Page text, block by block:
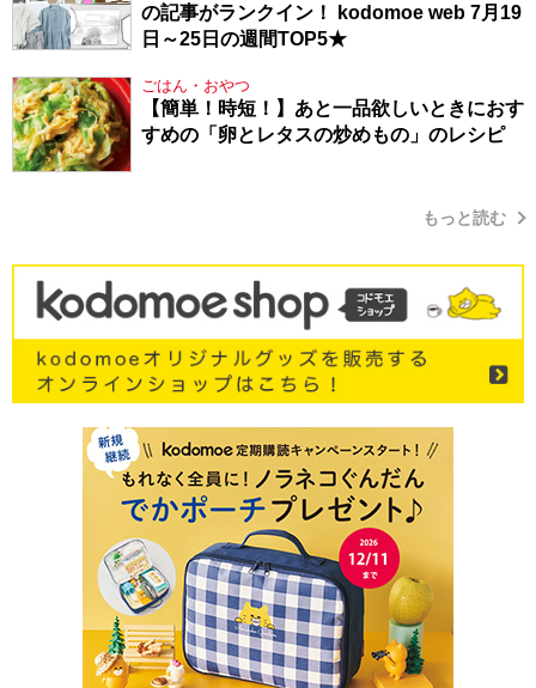
の記事がランクイン！ kodomoe web 7月19
日～25日の週間TOP5★
ごはん・おやつ
【簡単！時短！】あと一品欲しいときにおす
すめの「卵とレタスの炒めもの」のレシピ
もっと読む